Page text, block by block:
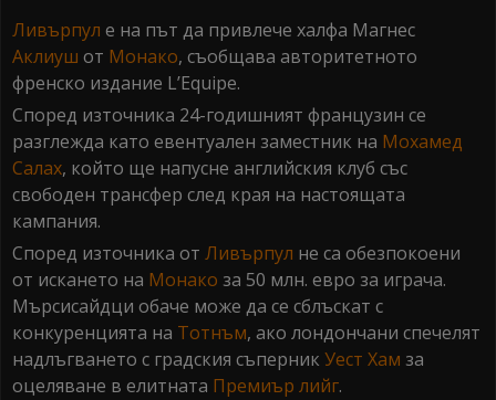
Ливърпул е на път да привлече халфа Магнес
Аклиуш от Монако, съобщава авторитетното
френско издание L’Equipe.
Според източника 24-годишният французин се
разглежда като евентуален заместник на Мохамед
Салах, който ще напусне английския клуб със
свободен трансфер след края на настоящата
кампания.
Според източника от Ливърпул не са обезпокоени
от искането на Монако за 50 млн. евро за играча.
Мърсисайдци обаче може да се сблъскат с
конкуренцията на Тотнъм, ако лондончани спечелят
надлъгването с градския съперник Уест Хам за
оцеляване в елитната Премиър лийг.